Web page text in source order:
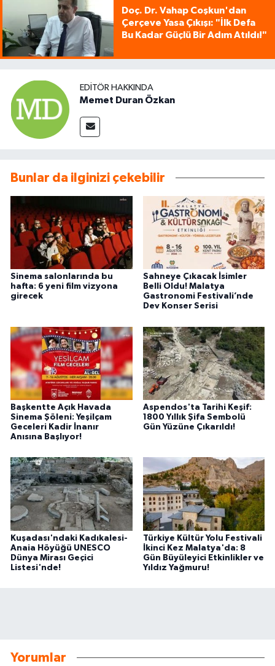
Doç. Dr. Vahap Coşkun'dan
Çerçeve Yasa Çıkışı: "İlk Defa
Bu Kadar Güçlü Bir Adım Atıldı!"
EDITÖR HAKKINDA
Memet Duran Özkan
Bunlar da ilginizi çekebilir
Sinema salonlarında bu
hafta: 6 yeni film vizyona
girecek
Sahneye Çıkacak İsimler
Belli Oldu! Malatya
Gastronomi Festivali’nde
Dev Konser Serisi
Başkentte Açık Havada
Sinema Şöleni: Yeşilçam
Geceleri Kadir İnanır
Anısına Başlıyor!
Aspendos'ta Tarihi Keşif:
1800 Yıllık Şifa Sembolü
Gün Yüzüne Çıkarıldı!
Kuşadası'ndaki Kadıkalesi-
Anaia Höyüğü UNESCO
Dünya Mirası Geçici
Listesi'nde!
Türkiye Kültür Yolu Festivali
İkinci Kez Malatya'da: 8
Gün Büyüleyici Etkinlikler ve
Yıldız Yağmuru!
Yorumlar